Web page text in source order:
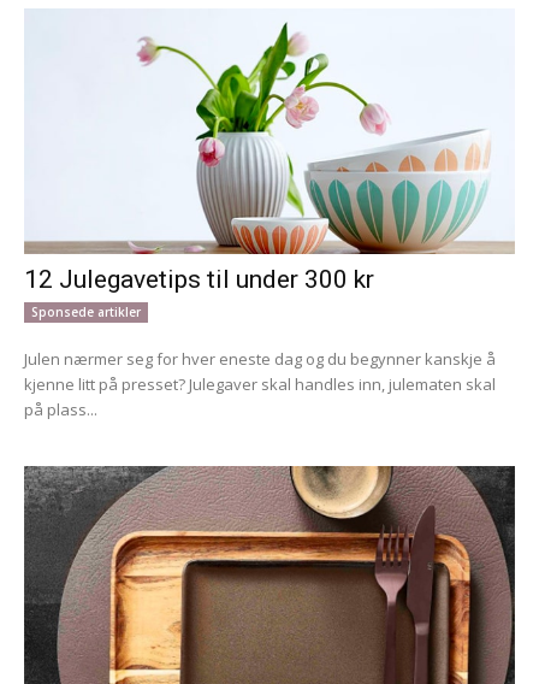
12 Julegavetips til under 300 kr
Sponsede artikler
Julen nærmer seg for hver eneste dag og du begynner kanskje å
kjenne litt på presset? Julegaver skal handles inn, julematen skal
på plass...